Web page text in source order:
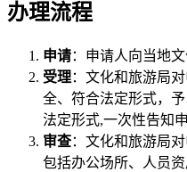
办理流程
申请：申请人向当地
受理：文化和旅游局
全、符合法定形式，
法定形式,一次性告知
审查：文化和旅游局
包括办公场所、人员资